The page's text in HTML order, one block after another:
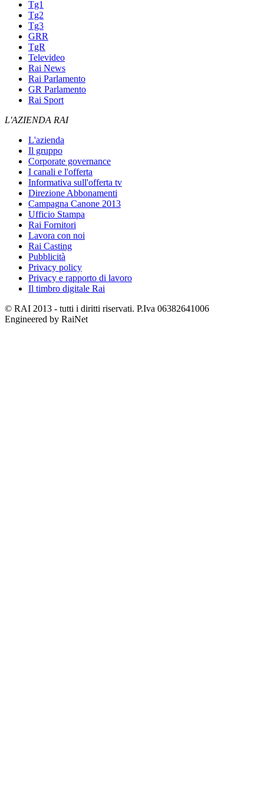
Tg1
Tg2
Tg3
GRR
TgR
Televideo
Rai News
Rai Parlamento
GR Parlamento
Rai Sport
L'AZIENDA RAI
L'azienda
Il gruppo
Corporate governance
I canali e l'offerta
Informativa sull'offerta tv
Direzione Abbonamenti
Campagna Canone 2013
Ufficio Stampa
Rai Fornitori
Lavora con noi
Rai Casting
Pubblicità
Privacy policy
Privacy e rapporto di lavoro
Il timbro digitale Rai
© RAI 2013 - tutti i diritti riservati. P.Iva 06382641006
Engineered by RaiNet